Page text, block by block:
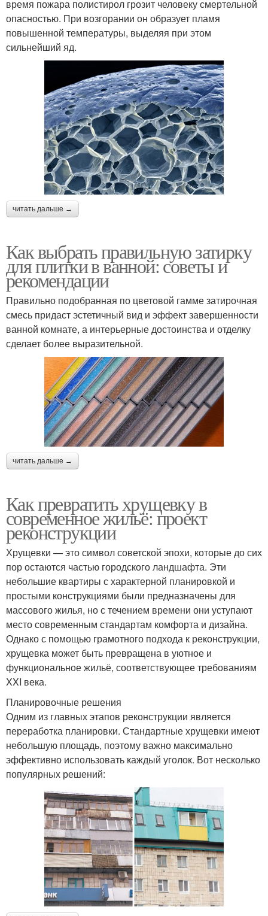
время пожара полистирол грозит человеку смертельной
опасностью. При возгорании он образует пламя
повышенной температуры, выделяя при этом
сильнейший яд.
читать дальше →
Как выбрать правильную затирку
для плитки в ванной: советы и
рекомендации
Правильно подобранная по цветовой гамме затирочная
смесь придаст эстетичный вид и эффект завершенности
ванной комнате, а интерьерные достоинства и отделку
сделает более выразительной.
читать дальше →
Как превратить хрущевку в
современное жильё: проект
реконструкции
Хрущевки — это символ советской эпохи, которые до сих
пор остаются частью городского ландшафта. Эти
небольшие квартиры с характерной планировкой и
простыми конструкциями были предназначены для
массового жилья, но с течением времени они уступают
место современным стандартам комфорта и дизайна.
Однако с помощью грамотного подхода к реконструкции,
хрущевка может быть превращена в уютное и
функциональное жильё, соответствующее требованиям
XXI века.
Планировочные решения
Одним из главных этапов реконструкции является
переработка планировки. Стандартные хрущевки имеют
небольшую площадь, поэтому важно максимально
эффективно использовать каждый уголок. Вот несколько
популярных решений: